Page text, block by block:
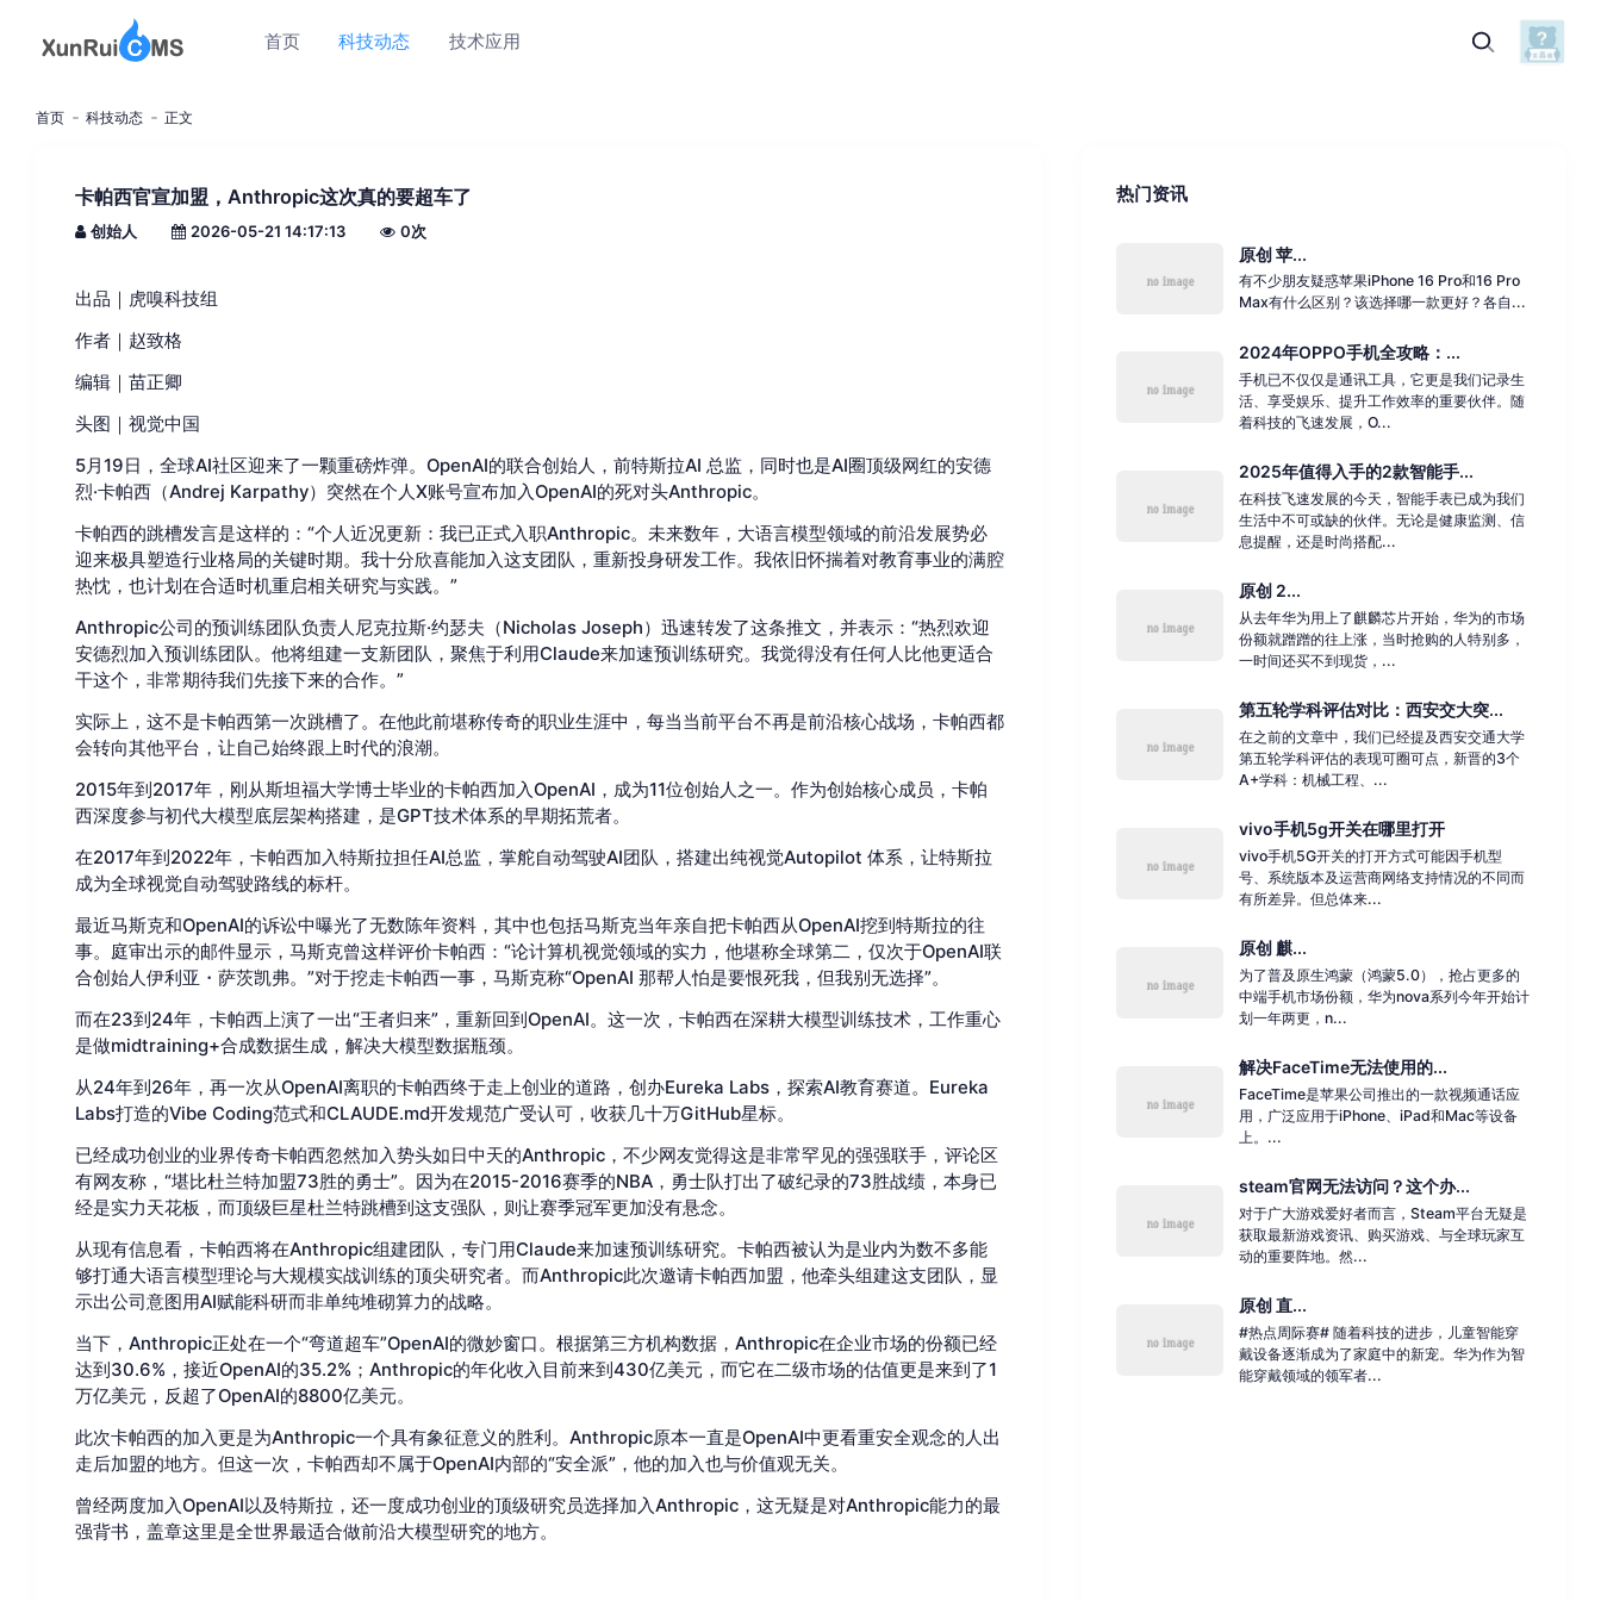
首页 科技动态 技术应用
首页 科技动态 正文
卡帕西官宣加盟，Anthropic这次真的要超车了
创始人 2026-05-21 14:17:13 0次
出品｜虎嗅科技组
作者｜赵致格
编辑｜苗正卿
头图｜视觉中国
5月19日，全球AI社区迎来了一颗重磅炸弹。OpenAI的联合创始人，前特斯拉AI 总监，同时也是AI圈顶级网红的安德
烈·卡帕西（Andrej Karpathy）突然在个人X账号宣布加入OpenAI的死对头Anthropic。
卡帕西的跳槽发言是这样的：“个人近况更新：我已正式入职Anthropic。未来数年，大语言模型领域的前沿发展势必
迎来极具塑造行业格局的关键时期。我十分欣喜能加入这支团队，重新投身研发工作。我依旧怀揣着对教育事业的满腔
热忱，也计划在合适时机重启相关研究与实践。”
Anthropic公司的预训练团队负责人尼克拉斯·约瑟夫（Nicholas Joseph）迅速转发了这条推文，并表示：“热烈欢迎
安德烈加入预训练团队。他将组建一支新团队，聚焦于利用Claude来加速预训练研究。我觉得没有任何人比他更适合
干这个，非常期待我们先接下来的合作。”
实际上，这不是卡帕西第一次跳槽了。在他此前堪称传奇的职业生涯中，每当当前平台不再是前沿核心战场，卡帕西都
会转向其他平台，让自己始终跟上时代的浪潮。
2015年到2017年，刚从斯坦福大学博士毕业的卡帕西加入OpenAI，成为11位创始人之一。作为创始核心成员，卡帕
西深度参与初代大模型底层架构搭建，是GPT技术体系的早期拓荒者。
在2017年到2022年，卡帕西加入特斯拉担任AI总监，掌舵自动驾驶AI团队，搭建出纯视觉Autopilot 体系，让特斯拉
成为全球视觉自动驾驶路线的标杆。
最近马斯克和OpenAI的诉讼中曝光了无数陈年资料，其中也包括马斯克当年亲自把卡帕西从OpenAI挖到特斯拉的往
事。庭审出示的邮件显示，马斯克曾这样评价卡帕西：“论计算机视觉领域的实力，他堪称全球第二，仅次于OpenAI联
合创始人伊利亚・萨茨凯弗。”对于挖走卡帕西一事，马斯克称“OpenAI 那帮人怕是要恨死我，但我别无选择”。
而在23到24年，卡帕西上演了一出“王者归来”，重新回到OpenAI。这一次，卡帕西在深耕大模型训练技术，工作重心
是做midtraining+合成数据生成，解决大模型数据瓶颈。
从24年到26年，再一次从OpenAI离职的卡帕西终于走上创业的道路，创办Eureka Labs，探索AI教育赛道。Eureka
Labs打造的Vibe Coding范式和CLAUDE.md开发规范广受认可，收获几十万GitHub星标。
已经成功创业的业界传奇卡帕西忽然加入势头如日中天的Anthropic，不少网友觉得这是非常罕见的强强联手，评论区
有网友称，“堪比杜兰特加盟73胜的勇士”。因为在2015-2016赛季的NBA，勇士队打出了破纪录的73胜战绩，本身已
经是实力天花板，而顶级巨星杜兰特跳槽到这支强队，则让赛季冠军更加没有悬念。
从现有信息看，卡帕西将在Anthropic组建团队，专门用Claude来加速预训练研究。卡帕西被认为是业内为数不多能
够打通大语言模型理论与大规模实战训练的顶尖研究者。而Anthropic此次邀请卡帕西加盟，他牵头组建这支团队，显
示出公司意图用AI赋能科研而非单纯堆砌算力的战略。
当下，Anthropic正处在一个“弯道超车”OpenAI的微妙窗口。根据第三方机构数据，Anthropic在企业市场的份额已经
达到30.6%，接近OpenAI的35.2%；Anthropic的年化收入目前来到430亿美元，而它在二级市场的估值更是来到了1
万亿美元，反超了OpenAI的8800亿美元。
此次卡帕西的加入更是为Anthropic一个具有象征意义的胜利。Anthropic原本一直是OpenAI中更看重安全观念的人出
走后加盟的地方。但这一次，卡帕西却不属于OpenAI内部的“安全派”，他的加入也与价值观无关。
曾经两度加入OpenAI以及特斯拉，还一度成功创业的顶级研究员选择加入Anthropic，这无疑是对Anthropic能力的最
强背书，盖章这里是全世界最适合做前沿大模型研究的地方。
热门资讯
原创 苹...
有不少朋友疑惑苹果iPhone 16 Pro和16 Pro
Max有什么区别？该选择哪一款更好？各自...
2024年OPPO手机全攻略：...
手机已不仅仅是通讯工具，它更是我们记录生
活、享受娱乐、提升工作效率的重要伙伴。随
着科技的飞速发展，O...
2025年值得入手的2款智能手...
在科技飞速发展的今天，智能手表已成为我们
生活中不可或缺的伙伴。无论是健康监测、信
息提醒，还是时尚搭配...
原创 2...
从去年华为用上了麒麟芯片开始，华为的市场
份额就蹭蹭的往上涨，当时抢购的人特别多，
一时间还买不到现货，...
第五轮学科评估对比：西安交大突...
在之前的文章中，我们已经提及西安交通大学
第五轮学科评估的表现可圈可点，新晋的3个
A+学科：机械工程、...
vivo手机5g开关在哪里打开
vivo手机5G开关的打开方式可能因手机型
号、系统版本及运营商网络支持情况的不同而
有所差异。但总体来...
原创 麒...
为了普及原生鸿蒙（鸿蒙5.0），抢占更多的
中端手机市场份额，华为nova系列今年开始计
划一年两更，n...
解决FaceTime无法使用的...
FaceTime是苹果公司推出的一款视频通话应
用，广泛应用于iPhone、iPad和Mac等设备
上。...
steam官网无法访问？这个办...
对于广大游戏爱好者而言，Steam平台无疑是
获取最新游戏资讯、购买游戏、与全球玩家互
动的重要阵地。然...
原创 直...
#热点周际赛# 随着科技的进步，儿童智能穿
戴设备逐渐成为了家庭中的新宠。华为作为智
能穿戴领域的领军者...